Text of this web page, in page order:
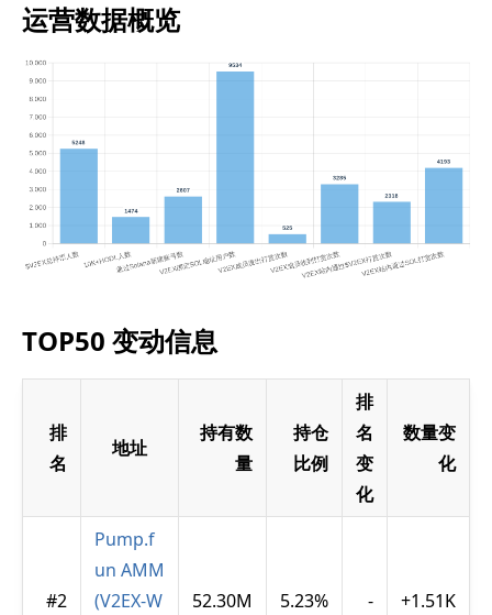
运营数据概览
TOP50 变动信息
排
名
地址
持有数
量
持仓
比例
排
名
变
化
数量变
化
#2
Pump.f
un AMM
(V2EX-W
52.30M 5.23% - +1.51K